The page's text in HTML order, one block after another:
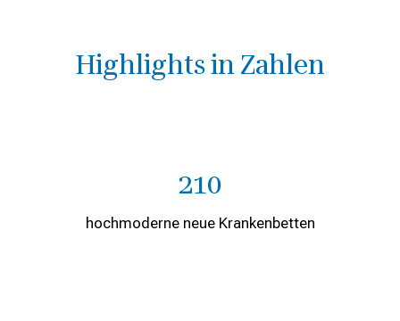
Highlights in Zahlen
210
hochmoderne neue Krankenbetten